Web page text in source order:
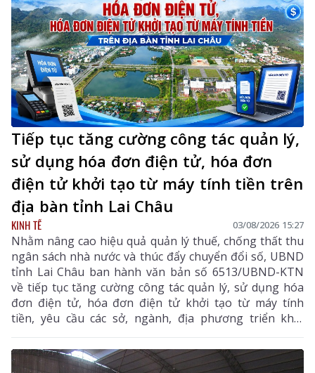
Tiếp tục tăng cường công tác quản lý,
sử dụng hóa đơn điện tử, hóa đơn
điện tử khởi tạo từ máy tính tiền trên
địa bàn tỉnh Lai Châu
KINH TẾ 03/08/2026 15:27
Nhằm nâng cao hiệu quả quản lý thuế, chống thất thu
ngân sách nhà nước và thúc đẩy chuyển đổi số, UBND
tỉnh Lai Châu ban hành văn bản số 6513/UBND-KTN
về tiếp tục tăng cường công tác quản lý, sử dụng hóa
đơn điện tử, hóa đơn điện tử khởi tạo từ máy tính
tiền, yêu cầu các sở, ngành, địa phương triển khai
đồng bộ các giải pháp nhằm nâng cao hiệu quả quản
lý thuế, chống thất thu ngân sách và thúc đẩy chuyển
đổi số trên địa bàn tỉnh.